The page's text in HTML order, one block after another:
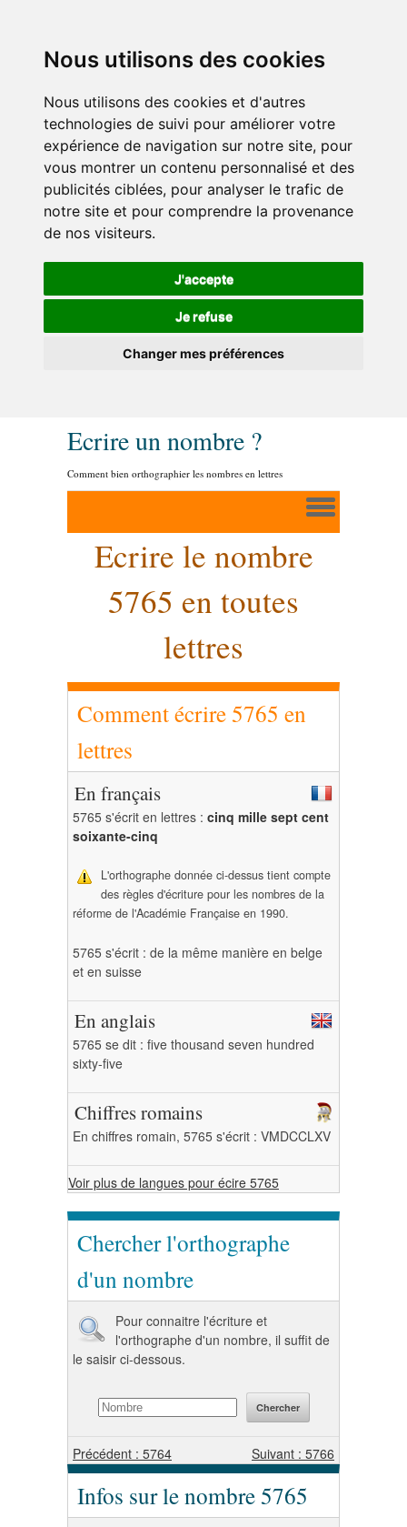
Nous utilisons des cookies
Nous utilisons des cookies et d'autres
technologies de suivi pour améliorer votre
expérience de navigation sur notre site, pour
vous montrer un contenu personnalisé et des
publicités ciblées, pour analyser le trafic de
notre site et pour comprendre la provenance
de nos visiteurs.
J'accepte
Je refuse
Changer mes préférences
Ecrire un nombre ?
Comment bien orthographier les nombres en lettres
Ecrire le nombre
5765 en toutes
lettres
Comment écrire 5765 en
lettres
En français
5765 s'écrit en lettres : cinq mille sept cent
soixante-cinq
L'orthographe donnée ci-dessus tient compte
des règles d'écriture pour les nombres de la
réforme de l'Académie Française en 1990.
5765 s'écrit : de la même manière en belge
et en suisse
En anglais
5765 se dit : five thousand seven hundred
sixty-five
Chiffres romains
En chiffres romain, 5765 s'écrit : VMDCCLXV
Voir plus de langues pour écire 5765
Chercher l'orthographe
d'un nombre
Pour connaitre l'écriture et
l'orthographe d'un nombre, il suffit de
le saisir ci-dessous.
Précédent : 5764 Suivant : 5766
Infos sur le nombre 5765